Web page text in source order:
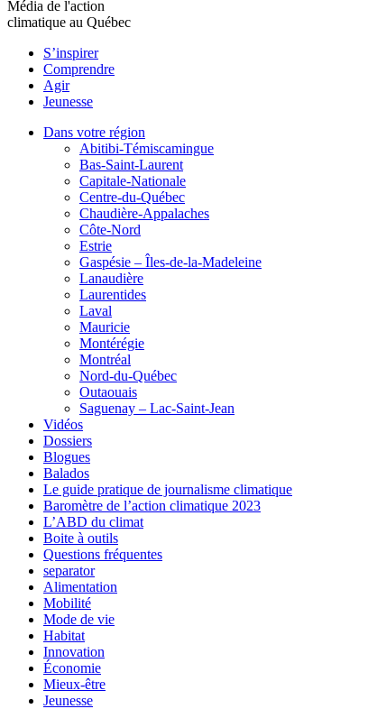
Média de l'action
climatique au Québec
S’inspirer
Comprendre
Agir
Jeunesse
Dans votre région
Abitibi-Témiscamingue
Bas-Saint-Laurent
Capitale-Nationale
Centre-du-Québec
Chaudière-Appalaches
Côte-Nord
Estrie
Gaspésie – Îles-de-la-Madeleine
Lanaudière
Laurentides
Laval
Mauricie
Montérégie
Montréal
Nord-du-Québec
Outaouais
Saguenay – Lac-Saint-Jean
Vidéos
Dossiers
Blogues
Balados
Le guide pratique de journalisme climatique
Baromètre de l’action climatique 2023
L’ABD du climat
Boite à outils
Questions fréquentes
separator
Alimentation
Mobilité
Mode de vie
Habitat
Innovation
Économie
Mieux-être
Jeunesse